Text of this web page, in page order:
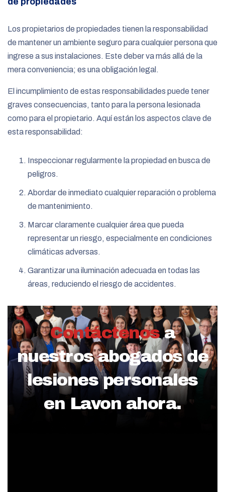
Los propietarios de propiedades tienen la responsabilidad
de mantener un ambiente seguro para cualquier persona que
ingrese a sus instalaciones. Este deber va más allá de la
mera conveniencia; es una obligación legal.
El incumplimiento de estas responsabilidades puede tener
graves consecuencias, tanto para la persona lesionada
como para el propietario. Aquí están los aspectos clave de
esta responsabilidad:
Inspeccionar regularmente la propiedad en busca de
peligros.
Abordar de inmediato cualquier reparación o problema
de mantenimiento.
Marcar claramente cualquier área que pueda
representar un riesgo, especialmente en condiciones
climáticas adversas.
Garantizar una iluminación adecuada en todas las
áreas, reduciendo el riesgo de accidentes.
Contáctenos a
nuestros abogados de
lesiones personales
en Lavon ahora.